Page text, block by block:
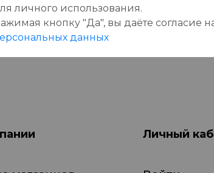
товара еще нет отзывов,
Личный
личного использования.
кнопку "Да", вы даёте cогласие
данных